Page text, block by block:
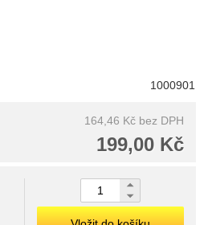
1000901
164,46 Kč bez DPH
199,00 Kč